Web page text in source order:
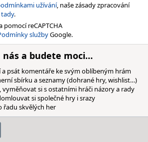
užívání, naše zásady zpracování
.
pomocí reCAPTCHA
službyGoogle.
nás a budete moci…
psát komentáře ke svým oblíbeným hrám
sbírku a seznamy (dohrané hry, wishlist…)
vyměňovat si s ostatními hráči názory a rady
si společné hry i srazy
řadu skvělých her